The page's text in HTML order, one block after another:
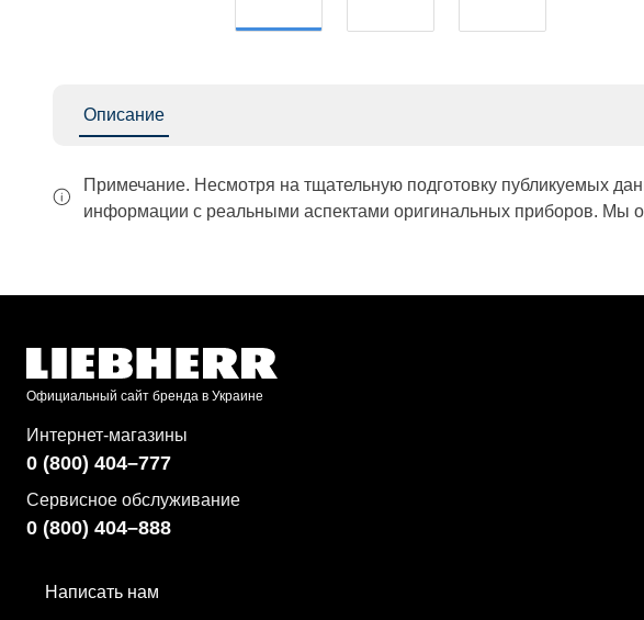
Описание
Примечание. Несмотря на тщательную подготовку публикуемых
информации с реальными аспектами оригинальных приборов. Мы
Официальный сайт бренда в Украине
Интернет-магазины
0 (800) 404–777
Сервисное обслуживание
0 (800) 404–888
Написать нам